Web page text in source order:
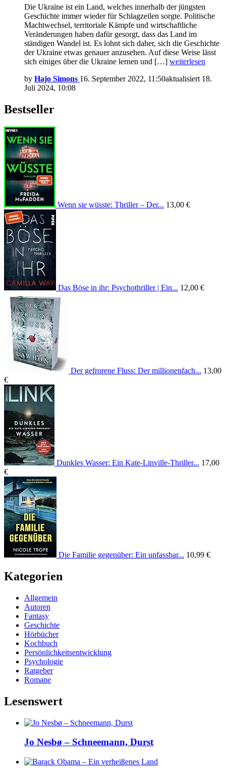
Die Ukraine ist ein Land, welches innerhalb der jüngsten
Geschichte immer wieder für Schlagzeilen sorgte. Politische
Machtwechsel, territoriale Kämpfe und wirtschaftliche
Veränderungen haben dafür gesorgt, dass das Land im
ständigen Wandel ist. Es lohnt sich daher, sich die Geschichte
der Ukraine etwas genauer anzusehen. Auf diese Weise lässt
sich einiges über die Ukraine lernen und […] weiterlesen
by Hajo Simons 16. September 2022, 11:50aktualisiert 18.
Juli 2024, 10:08
Bestseller
Wenn sie wüsste: Thriller – Der... 13,00 €
Das Böse in ihr: Psychothriller | Ein... 12,00 €
Der gefrorene Fluss: Der millionenfach... 13,00
€
Dunkles Wasser: Ein Kate-Linville-Thriller... 17,00
€
Die Familie gegenüber: Ein unfassbar... 10,99 €
Kategorien
Allgemein
Autoren
Fantasy
Geschichte
Hörbücher
Kochbuch
Persönlichkeitsentwicklung
Psychologie
Ratgeber
Romane
Lesenswert
Jo Nesbø – Schneemann, Durst